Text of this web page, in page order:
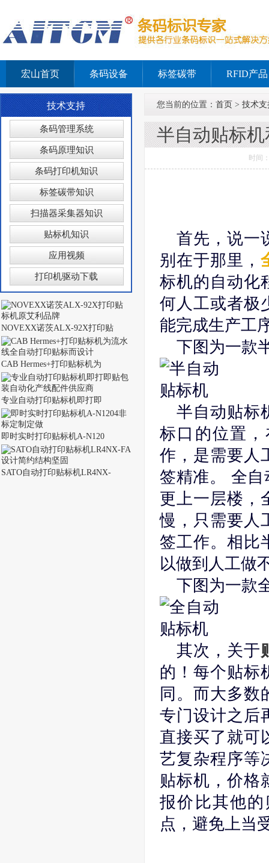
宏山首页 条码设备 标签碳带 RFID产品
技术支持
条码管理系统
条码原理知识
条码打印机知识
标签碳带知识
扫描器采集器知识
贴标机知识
应用视频
打印机驱动下载
NOVEXX诺茨ALX-92X打印贴
CAB Hermes+打印贴标机为
专业自动打印贴标机即打即
即时实时打印贴标机A-N120
SATO自动打印贴标机LR4NX-
您当前的位置： 首页 > 技术支
半自动贴标
时间
首先，说一
别在于那里，
标机的自动化
何人工或者极
能完成生产工
下图为一款
半自动贴标
标口的位置
作，是需要人
签精准。 全
更上一层楼，
慢，只需要人
签工作。相比
以做到人工做
下图为一款
其次，关于
的！每个贴标
同。而大多数
专门设计之后
直接买了就可
艺复杂程序等
贴标机，价格
报价比其他
点，避免上当